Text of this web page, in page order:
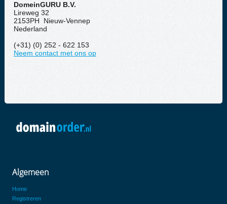
DomeinGURU B.V.
Lireweg 32
2153PH Nieuw-Vennep
Nederland
(+31) (0) 252 - 622 153
Neem contact met ons op
Algemeen
Home
Registreren